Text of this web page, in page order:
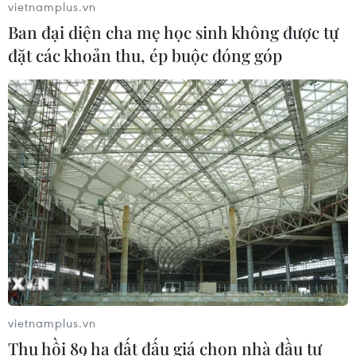
Bế mạc DANAFF IV 2026: "Tử chiến
trên không" và "Một bữa no" thắng
lớn
05/07/2026 00:36
DANAFF 2026: Tham vọng định hình
hệ sinh thái điện ảnh châu Á mới
04/07/2026 10:58
Điện ảnh trẻ đưa Việt Nam đến gần
khán giả châu Âu
04/07/2026 08:09
vietnamplus.vn
Ban đại diện cha mẹ học sinh không được tự
đặt các khoản thu, ép buộc đóng góp
vietnamplus.vn
Thu hồi 89 ha đất đấu giá chọn nhà đầu tư